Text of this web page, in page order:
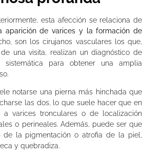
esta afección se relaciona de
aparición de varices y la formación de
son los cirujanos vasculares los que,
una visita, realizan un diagnóstico de
para obtener una amplia
notarse una pierna más hinchada que
las dos, lo que suele hacer que en
a varices tronculares o de localización
o perineales. Además, puede ser que
la pigmentación o atrofia de la piel,
y quebradiza.